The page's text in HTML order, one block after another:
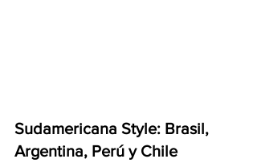
Sudamericana Style: Brasil,
Argentina, Perú y Chile